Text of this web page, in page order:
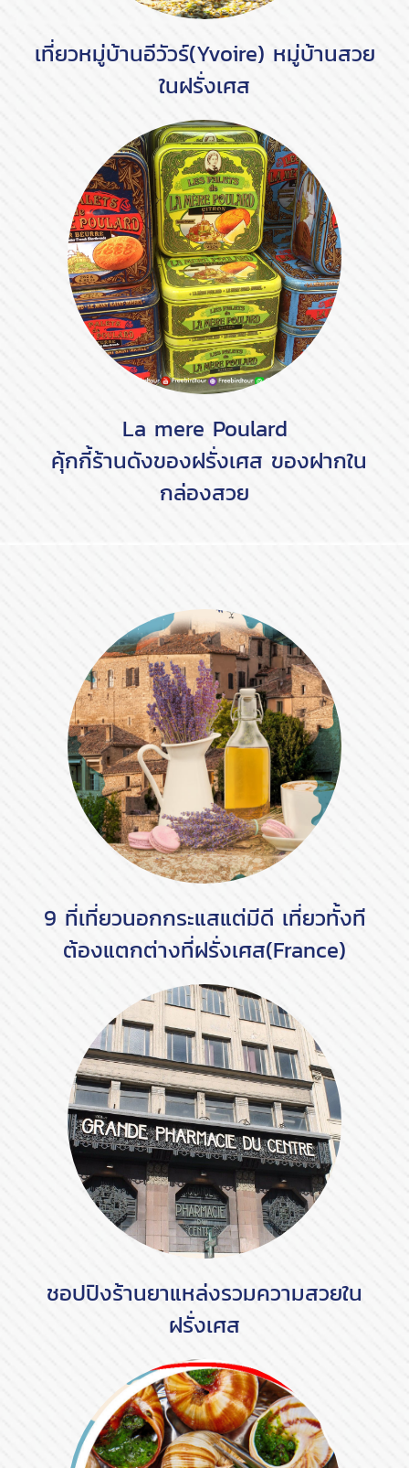
เที่ยวหมู่บ้านอีวัวร์(Yvoire) หมู่บ้านสวย
ในฝรั่งเศส
La mere Poulard
คุ้กกี้ร้านดังของฝรั่งเศส ของฝากใน
กล่องสวย
9 ที่เที่ยวนอกกระแสแต่มีดี เที่ยวทั้งที
ต้องแตกต่างที่ฝรั่งเศส(France)
ชอปปิงร้านยาแหล่งรวมความสวยใน
ฝรั่งเศส